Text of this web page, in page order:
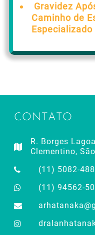
Gravidez
Caminho de
Especializado
CONTATO
R. Borges
Clementino,
(11) 5082-
(11) 94562-